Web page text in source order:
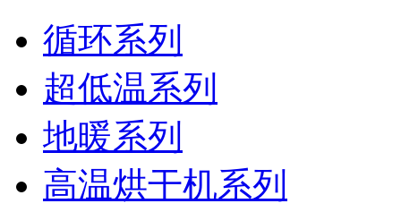
循环系列
超低温系列
地暖系列
高温烘干机系列